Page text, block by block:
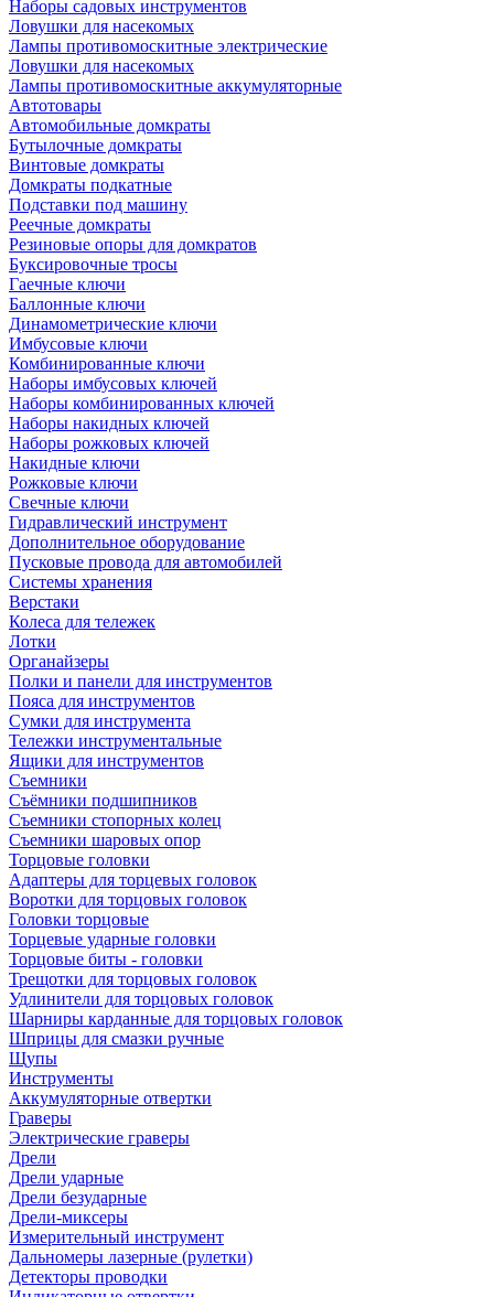
Наборы садовых инструментов
Ловушки для насекомых
Лампы противомоскитные электрические
Ловушки для насекомых
Лампы противомоскитные аккумуляторные
Автотовары
Автомобильные домкраты
Бутылочные домкраты
Винтовые домкраты
Домкраты подкатные
Подставки под машину
Реечные домкраты
Резиновые опоры для домкратов
Буксировочные тросы
Гаечные ключи
Баллонные ключи
Динамометрические ключи
Имбусовые ключи
Комбинированные ключи
Наборы имбусовых ключей
Наборы комбинированных ключей
Наборы накидных ключей
Наборы рожковых ключей
Накидные ключи
Рожковые ключи
Свечные ключи
Гидравлический инструмент
Дополнительное оборудование
Пусковые провода для автомобилей
Системы хранения
Верстаки
Колеса для тележек
Лотки
Органайзеры
Полки и панели для инструментов
Пояса для инструментов
Сумки для инструмента
Тележки инструментальные
Ящики для инструментов
Съемники
Съёмники подшипников
Съемники стопорных колец
Съемники шаровых опор
Торцовые головки
Адаптеры для торцевых головок
Воротки для торцовых головок
Головки торцовые
Торцевые ударные головки
Торцовые биты - головки
Трещотки для торцовых головок
Удлинители для торцовых головок
Шарниры карданные для торцовых головок
Шприцы для смазки ручные
Щупы
Инструменты
Аккумуляторные отвертки
Граверы
Электрические граверы
Дрели
Дрели ударные
Дрели безударные
Дрели-миксеры
Измерительный инструмент
Дальномеры лазерные (рулетки)
Детекторы проводки